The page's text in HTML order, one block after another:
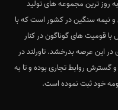
به روز ترین مجموعه های تولید
نیمه سنگین در کشور است که با
قومیت های گوناگون در کنار
در این عرصه بدرخشد. تاورلند در
گسترش روابط تجاری بوده و تا به
خود ثبت نموده است.